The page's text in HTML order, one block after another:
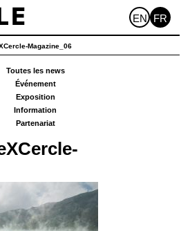
EN FR
Magazine_06
Toutes les news
Événement
Exposition
Information
Partenariat